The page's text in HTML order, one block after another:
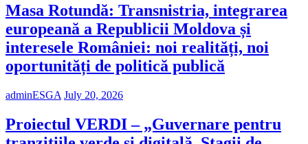
Masa Rotundă: Transnistria, integrarea
europeană a Republicii Moldova și
interesele României: noi realități, noi
oportunități de politică publică
adminESGA July 20, 2026
Proiectul VERDI – „Guvernare pentru